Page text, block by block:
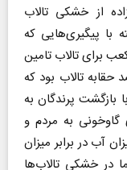
از خشکی تالاب
با پیگیری‌هایی که
حد ۱۱میلیون مترمکعب برای تالاب تامین
حقابه بسیار اندک و حدود ۷درصد حقابه تالاب بود که
بازگشت پرندگان به
به مردم و
آب در برابر میزان
در خشکی تالاب‌ها